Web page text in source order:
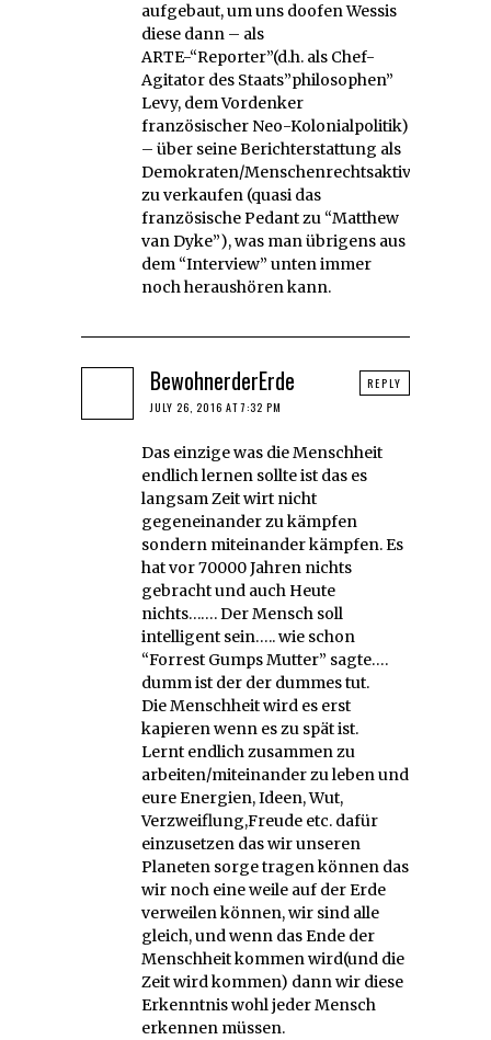
aufgebaut, um uns doofen Wessis
diese dann – als
ARTE-“Reporter”(d.h. als Chef-
Agitator des Staats”philosophen”
Levy, dem Vordenker
französischer Neo-Kolonialpolitik)
– über seine Berichterstattung als
Demokraten/Menschenrechtsaktivisten
zu verkaufen (quasi das
französische Pedant zu “Matthew
van Dyke”), was man übrigens aus
dem “Interview” unten immer
noch heraushören kann.
BewohnerderErde
JULY 26, 2016 AT 7:32 PM
Das einzige was die Menschheit
endlich lernen sollte ist das es
langsam Zeit wirt nicht
gegeneinander zu kämpfen
sondern miteinander kämpfen. Es
hat vor 70000 Jahren nichts
gebracht und auch Heute
nichts……. Der Mensch soll
intelligent sein….. wie schon
“Forrest Gumps Mutter” sagte….
dumm ist der der dummes tut.
Die Menschheit wird es erst
kapieren wenn es zu spät ist.
Lernt endlich zusammen zu
arbeiten/miteinander zu leben und
eure Energien, Ideen, Wut,
Verzweiflung,Freude etc. dafür
einzusetzen das wir unseren
Planeten sorge tragen können das
wir noch eine weile auf der Erde
verweilen können, wir sind alle
gleich, und wenn das Ende der
Menschheit kommen wird(und die
Zeit wird kommen) dann wir diese
Erkenntnis wohl jeder Mensch
erkennen müssen.
REPLY